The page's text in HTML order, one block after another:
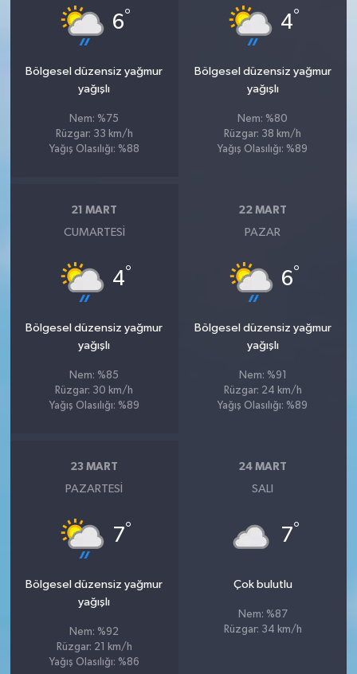
6°
Bölgesel düzensiz yağmur
yağışlı
Nem: %75
Rüzgar: 33 km/h
Yağış Olasılığı: %88
4°
Bölgesel düzensiz yağmur
yağışlı
Nem: %80
Rüzgar: 38 km/h
Yağış Olasılığı: %89
21 MART
CUMARTESI
4°
Bölgesel düzensiz yağmur
yağışlı
Nem: %85
Rüzgar: 30 km/h
Yağış Olasılığı: %89
22 MART
PAZAR
6°
Bölgesel düzensiz yağmur
yağışlı
Nem: %91
Rüzgar: 24 km/h
Yağış Olasılığı: %89
23 MART
PAZARTESI
7°
Bölgesel düzensiz yağmur
yağışlı
Nem: %92
Rüzgar: 21 km/h
Yağış Olasılığı: %86
24 MART
SALI
7°
Çok bulutlu
Nem: %87
Rüzgar: 34 km/h